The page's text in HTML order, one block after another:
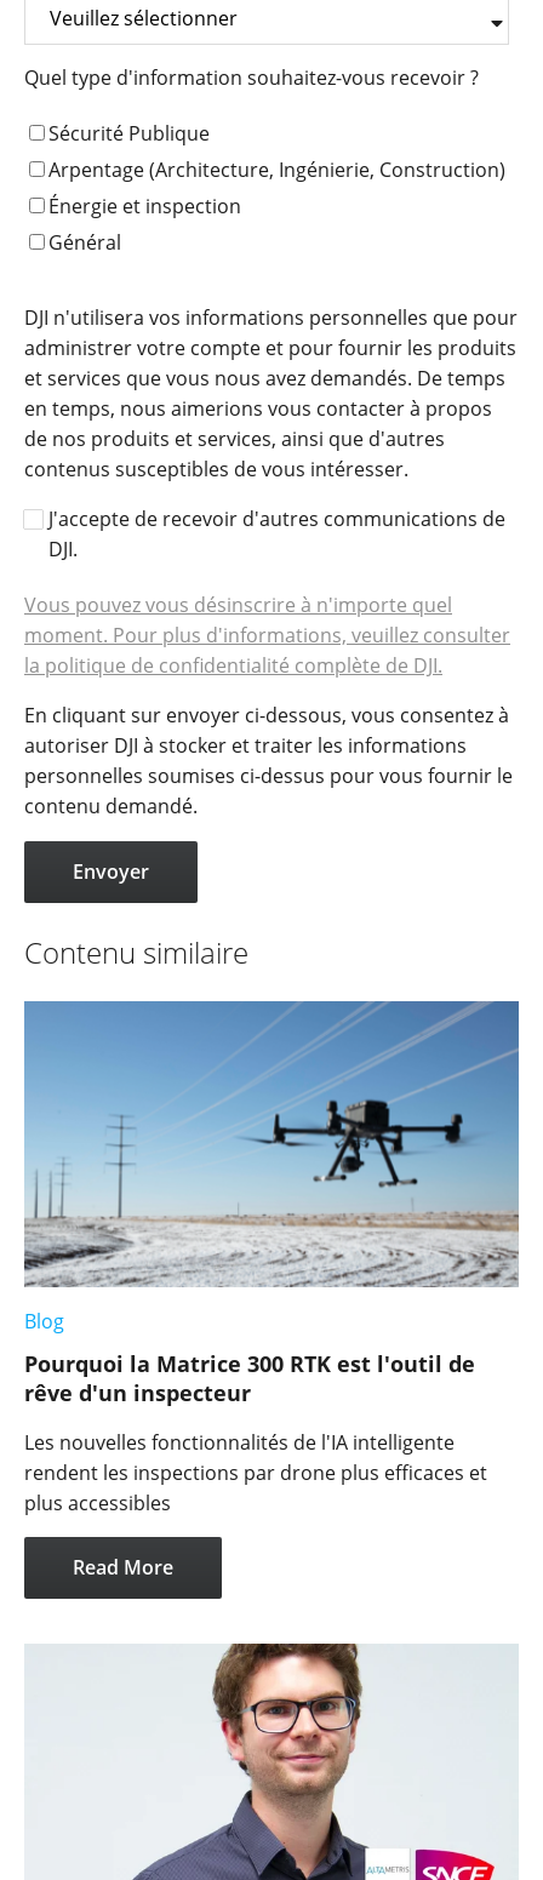
Quel type d'information souhaitez-vous recevoir ?
Sécurité Publique
Arpentage (Architecture, Ingénierie, Construction)
Énergie et inspection
Général
DJI n'utilisera vos informations personnelles que pour
administrer votre compte et pour fournir les produits
et services que vous nous avez demandés. De temps
en temps, nous aimerions vous contacter à propos
de nos produits et services, ainsi que d'autres
contenus susceptibles de vous intéresser.
J'accepte de recevoir d'autres communications de
DJI.
Vous pouvez vous désinscrire à n'importe quel
moment. Pour plus d'informations, veuillez consulter
la politique de confidentialité complète de DJI.
En cliquant sur envoyer ci-dessous, vous consentez à
autoriser DJI à stocker et traiter les informations
personnelles soumises ci-dessus pour vous fournir le
contenu demandé.
Contenu similaire
Blog
Pourquoi la Matrice 300 RTK est l'outil de
rêve d'un inspecteur
Les nouvelles fonctionnalités de l'IA intelligente
rendent les inspections par drone plus efficaces et
plus accessibles
Read More